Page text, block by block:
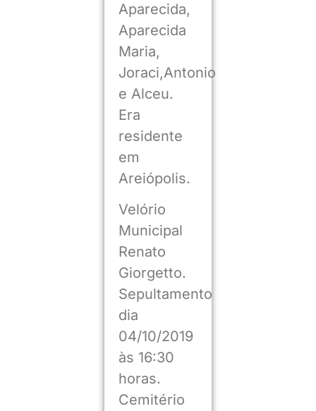
Aparecida,
Aparecida
Maria,
Joraci,Antonio
e Alceu.
Era
residente
em
Areiópolis.
Velório
Municipal
Renato
Giorgetto.
Sepultamento
dia
04/10/2019
às 16:30
horas.
Cemitério